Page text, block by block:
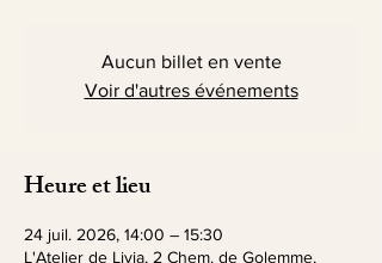
Aucun billet en vente
Voir d'autres événements
Heure et lieu
24 juil. 2026, 14:00 – 15:30
L'Atelier de Livia, 2 Chem. de Golemme,